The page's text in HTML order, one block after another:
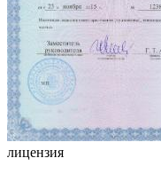
лицензия